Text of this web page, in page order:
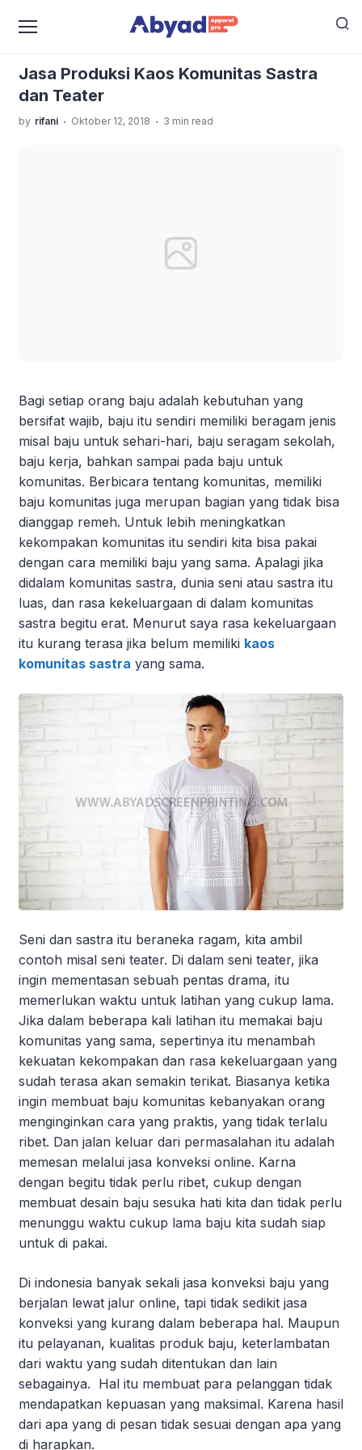
›Jasa Produksi Kaos Komunitas
Jasa Produksi Kaos Komunitas Sastra
dan Teater
by rifani . Oktober 12, 2018 . 3 min read
Bagi setiap orang baju adalah kebutuhan yang
bersifat wajib, baju itu sendiri memiliki beragam jenis
misal baju untuk sehari-hari, baju seragam sekolah,
baju kerja, bahkan sampai pada baju untuk
komunitas. Berbicara tentang komunitas, memiliki
baju komunitas juga merupan bagian yang tidak bisa
dianggap remeh. Untuk lebih meningkatkan
kekompakan komunitas itu sendiri kita bisa pakai
dengan cara memiliki baju yang sama. Apalagi jika
didalam komunitas sastra, dunia seni atau sastra itu
luas, dan rasa kekeluargaan di dalam komunitas
sastra begitu erat. Menurut saya rasa kekeluargaan
itu kurang terasa jika belum memiliki kaos
komunitas sastra yang sama.
Seni dan sastra itu beraneka ragam, kita ambil
contoh misal seni teater. Di dalam seni teater, jika
ingin mementasan sebuah pentas drama, itu
memerlukan waktu untuk latihan yang cukup lama.
Jika dalam beberapa kali latihan itu memakai baju
komunitas yang sama, sepertinya itu menambah
kekuatan kekompakan dan rasa kekeluargaan yang
sudah terasa akan semakin terikat. Biasanya ketika
ingin membuat baju komunitas kebanyakan orang
menginginkan cara yang praktis, yang tidak terlalu
ribet. Dan jalan keluar dari permasalahan itu adalah
memesan melalui jasa konveksi online. Karna
dengan begitu tidak perlu ribet, cukup dengan
membuat desain baju sesuka hati kita dan tidak perlu
menunggu waktu cukup lama baju kita sudah siap
untuk di pakai.
Di indonesia banyak sekali jasa konveksi baju yang
berjalan lewat jalur online, tapi tidak sedikit jasa
konveksi yang kurang dalam beberapa hal. Maupun
itu pelayanan, kualitas produk baju, keterlambatan
dari waktu yang sudah ditentukan dan lain
sebagainya. Hal itu membuat para pelanggan tidak
mendapatkan kepuasan yang maksimal. Karena hasil
dari apa yang di pesan tidak sesuai dengan apa yang
di harapkan.